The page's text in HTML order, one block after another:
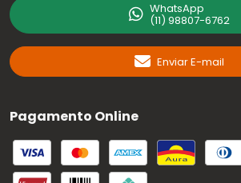
WhatsApp
(11) 98807-6762
Enviar E-mail
Pagamento Online